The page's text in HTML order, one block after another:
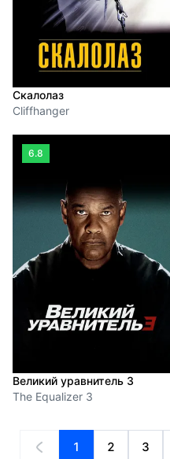
Скалолаз
Cliffhanger
6.8
Великий уравнитель 3
The Equalizer 3
1 2 3